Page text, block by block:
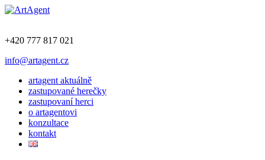
+420 777 817 021
info@artagent.cz
artagent aktuálně
zastupované herečky
zastupovaní herci
o artagentovi
konzultace
kontakt